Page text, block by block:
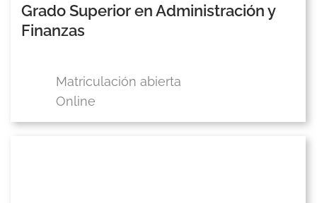
Grado Superior en Administración y
Finanzas
Matriculación abierta
Online